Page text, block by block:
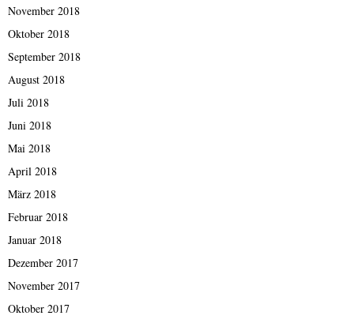
November 2018
Oktober 2018
September 2018
August 2018
Juli 2018
Juni 2018
Mai 2018
April 2018
März 2018
Februar 2018
Januar 2018
Dezember 2017
November 2017
Oktober 2017